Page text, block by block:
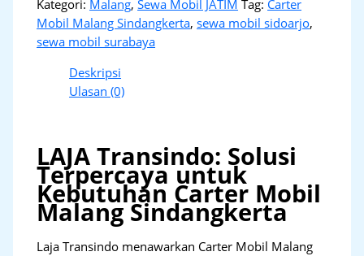
Kategori: Malang,Sewa Mobil JATIM Tag: Carter
Mobil Malang Sindangkerta,sewa mobil sidoarjo,
sewa mobil surabaya
Deskripsi
Ulasan (0)
LAJA Transindo: Solusi
Terpercaya untuk
Kebutuhan Carter Mobil
Malang Sindangkerta
Laja Transindo menawarkan Carter Mobil Malang